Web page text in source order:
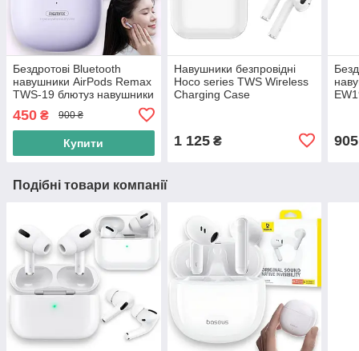
Бездротові Bluetooth
навушники AirPods Remax
TWS-19 блютуз навушники
450 ₴ 900 ₴
Купити
Навушники безпровідні
Hoco series TWS Wireless
Charging Case
1 125₴ 905
Подібні товари компанії